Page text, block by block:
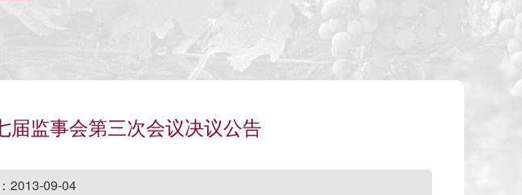
监事会第三次会议决议公告
2013-09-04